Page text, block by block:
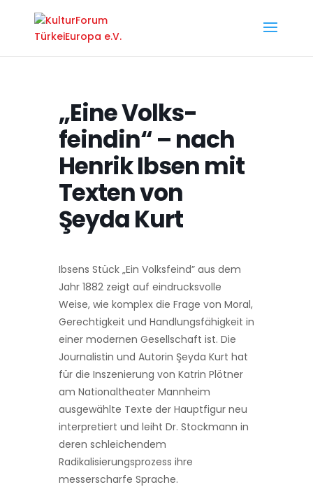
„Eine Volks­
feindin“ – nach
Henrik Ibsen mit
Texten von
Şeyda Kurt
Ibsens Stück „Ein Volksfeind” aus dem
Jahr 1882 zeigt auf eindrucksvolle
Weise, wie komplex die Frage von Moral,
Gerechtigkeit und Handlungsfähigkeit in
einer modernen Gesellschaft ist. Die
Journalistin und Autorin Şeyda Kurt hat
für die Inszenierung von Katrin Plötner
am Nationaltheater Mannheim
ausgewählte Texte der Hauptfigur neu
interpretiert und leiht Dr. Stockmann in
deren schleichendem
Radikalisierungsprozess ihre
messerscharfe Sprache.